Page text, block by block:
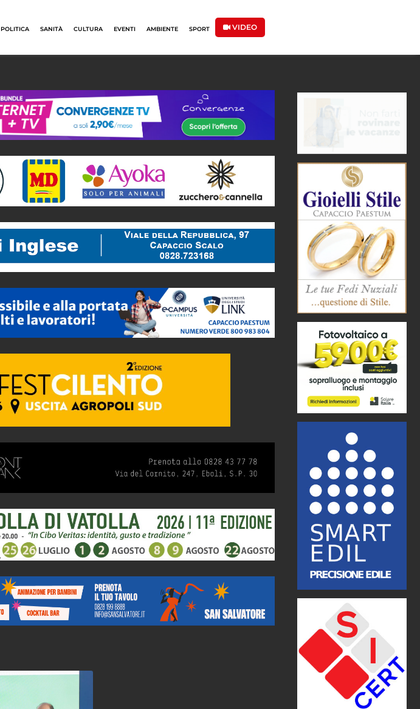
POLITICA SANITÀ CULTURA EVENTI AMBIENTE SPORT VIDEO